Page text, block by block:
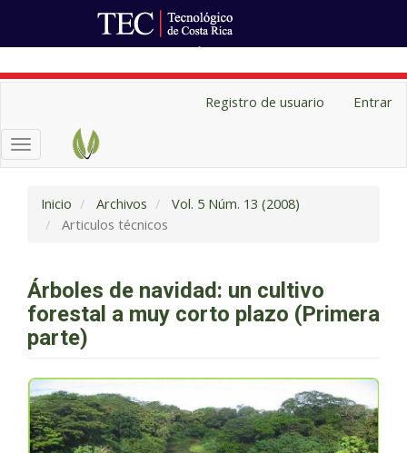
Contenido
principal
lateral
Registro de usuario Entrar
Toggle
navigation
Inicio
Archivos
Vol. 5 Núm. 13 (2008)
Articulos técnicos
Árboles de navidad: un cultivo
forestal a muy corto plazo (Primera
parte)
Barra
lateral
del
artículo